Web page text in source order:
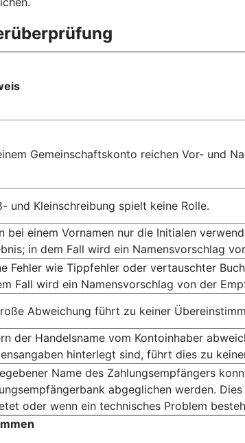
Gemeinschaftskonto reichen Vor- und
und Kleinschreibung spielt keine Rolle.
bei einem Vornamen nur die Initialen
in dem Fall wird ein Namensvorschlag
Fehler wie Tippfehler oder vertauschter
Fall wird ein Namensvorschlag von der
Abweichung führt zu keiner
der Handelsname vom Kontoinhaber
hinterlegt sind, führt dies zu
Name des Zahlungsempfängers
abgeglichen werden.
oder wenn ein technisches Problem